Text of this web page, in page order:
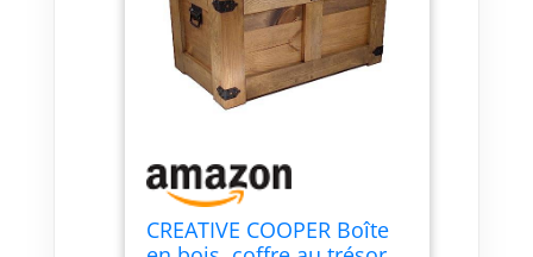
CREATIVE COOPER Boîte